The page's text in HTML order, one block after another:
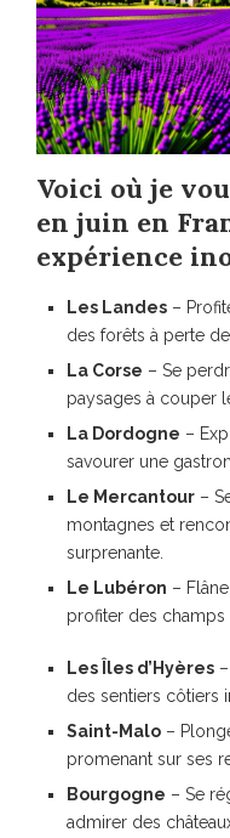
Voici où je
en juin en
expérience
Les Landes –
des forêts à perte de
La Corse – Se
paysages à couper
La Dordogne –
savourer une
Le Mercantour –
montagnes et
surprenante.
Le Lubéron –
profiter des champs
Les Îles d’Hyères
des sentiers côtiers
Saint-Malo –
promenant sur ses
Bourgogne – Se
admirer des